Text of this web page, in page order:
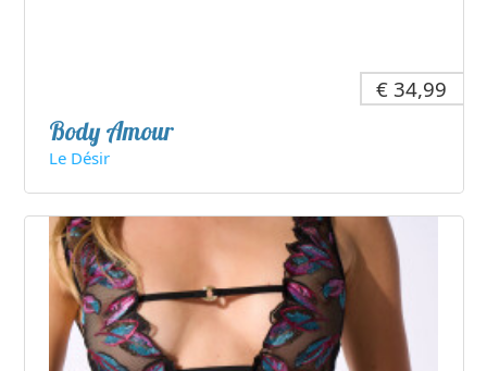
€ 34,99
Body Amour
Le Désir